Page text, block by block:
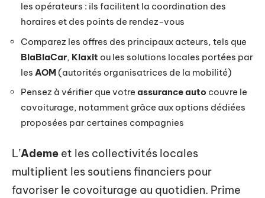
les opérateurs : ils facilitent la coordination des
horaires et des points de rendez-vous
Comparez les offres des principaux acteurs, tels que
BlaBlaCar, Klaxit ou les solutions locales portées par
les AOM(autorités organisatrices de la mobilité)
Pensez à vérifier que votre assurance auto couvre le
covoiturage, notamment grâce aux options dédiées
proposées par certaines compagnies
L’Ademe et les collectivités locales
multiplient les soutiens financiers pour
favoriser le covoiturage au quotidien. Prime